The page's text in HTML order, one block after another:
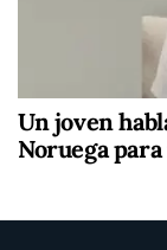
Un joven
Noruega